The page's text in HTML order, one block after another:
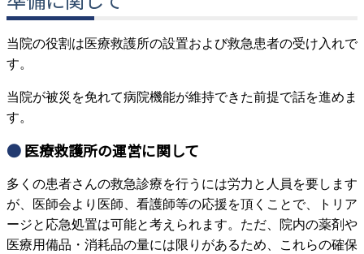
当院の役割は医療救護所の設置および救急患者の受け入れで
す。
当院が被災を免れて病院機能が維持できた前提で話を進めま
す。
医療救護所の運営に関して
多くの患者さんの救急診療を行うには労力と人員を要します
が、医師会より医師、看護師等の応援を頂くことで、トリア
ージと応急処置は可能と考えられます。ただ、院内の薬剤や
医療用備品・消耗品の量には限りがあるため、これらの確保